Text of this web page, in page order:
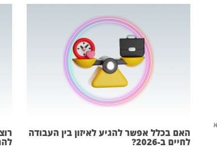
האם בכלל אפשר להגיע לאיזון בין העבודה
לחיים ב-2026?